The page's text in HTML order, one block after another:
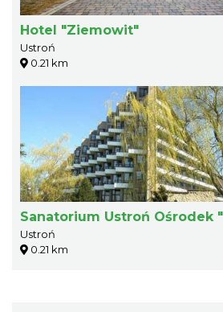
Hotel "Ziemowit"
Ustroń
0.21 km
Sanatorium Ustroń Ośrodek
Ustroń
0.21 km